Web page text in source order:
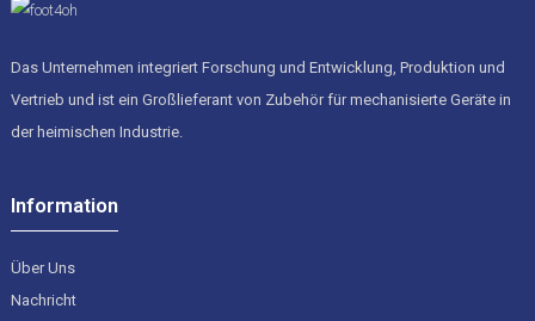
Das Unternehmen integriert Forschung und Entwicklung, Produktion und
Vertrieb und ist ein Großlieferant von Zubehör für mechanisierte Geräte in
der heimischen Industrie.
Information
Über Uns
Nachricht